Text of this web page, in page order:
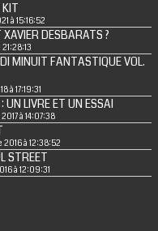
KIT
à 15:16:52
DESBARATS ?
MINUIT FANTASTIQUE VOL.
à 17:19:31
UN LIVRE ET UN ESSAI
à 14:07:38
à 12:38:52
STREET
à 12:09:31